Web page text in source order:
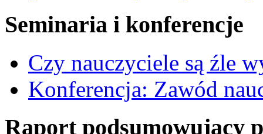
Seminaria i konferencje
Czy nauczyciele są źle
Konferencja: Zawód
Raport podsumowujący